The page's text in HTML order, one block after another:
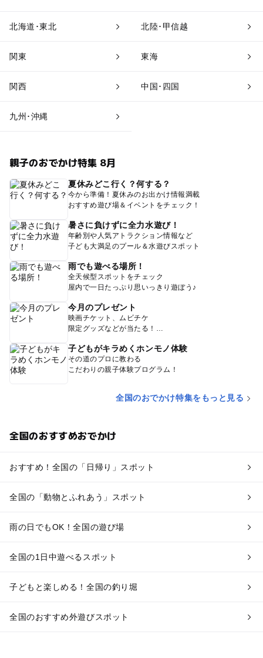
北海道･東北 北陸･甲信越
関東 東海
関西 中国･四国
九州･沖縄
親子のおでかけ特集 8月
夏休みどこ行く？何する？
今から準備！夏休みのお出かけ情報満載
おすすめ遊び場＆イベントをチェック！
暑さに負けずに全力水遊び！
年齢別や人気アトラクション情報など
子ども大満足のプール＆水遊びスポット
雨でも遊べる場所！
全天候型スポットをチェック
屋内で一日たっぷり思いっきり遊ぼう♪
今月のプレゼント
映画チケット、ムビチケ
限定グッズなどが当たる！
子どもがキラめくホンモノ体験
その道のプロに教わる
こだわりの親子体験プログラム！
全国のおでかけ特集をもっと見る
全国のおすすめおでかけ
おすすめ！全国の「日帰り」スポット
全国の「動物とふれあう」スポット
雨の日でもOK！全国の遊び場
全国の1日中遊べるスポット
子どもと楽しめる！全国の釣り堀
全国のおすすめ外遊びスポット